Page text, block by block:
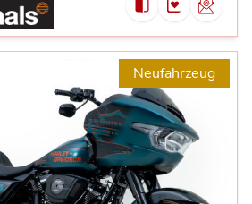
Neufahrzeug